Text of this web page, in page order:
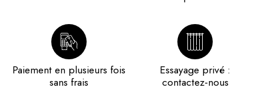
Paiement en plusieurs fois
sans frais
Essayage privé :
contactez-nous